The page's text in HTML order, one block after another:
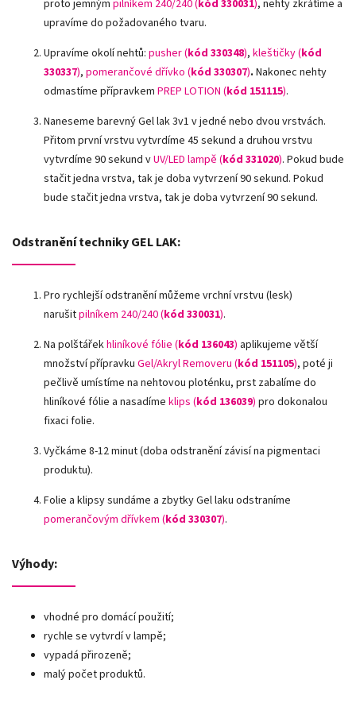
proto jemným pilníkem 240/240 (kód 330031), nehty zkrátíme a
upravíme do požadovaného tvaru.
Upravíme okolí nehtů: pusher (kód 330348), kleštičky (kód
330337), pomerančové dřívko (kód 330307). Nakonec nehty
odmastíme přípravkem PREP LOTION (kód 151115).
Naneseme barevný Gel lak 3v1 v jedné nebo dvou vrstvách.
Přitom první vrstvu vytvrdíme 45 sekund a druhou vrstvu
vytvrdíme 90 sekund vUV/LED lampě (kód 331020). Pokud bude
stačit jedna vrstva, tak je doba vytvrzení 90 sekund. Pokud
bude stačit jedna vrstva, tak je doba vytvrzení 90 sekund.
Odstranění techniky GEL LAK:
Pro rychlejší odstranění můžeme vrchní vrstvu (lesk)
narušitpilníkem 240/240 (kód 330031).
Na polštářekhliníkové fólie (kód 136043) aplikujeme větší
množství přípravku Gel/Akryl Removeru (kód 151105), poté ji
pečlivě umístíme na nehtovou ploténku, prst zabalíme do
hliníkové fólie a nasadíme klips (kód 136039) pro dokonalou
fixaci folie.
Vyčkáme 8-12 minut (doba odstranění závisí na pigmentaci
produktu).
Folie a klipsy sundáme a zbytky Gel laku odstraníme
pomerančovým dřívkem (kód 330307).
Výhody:
vhodné pro domácí použití;
rychle se vytvrdí v lampě;
vypadá přirozeně;
malý počet produktů.